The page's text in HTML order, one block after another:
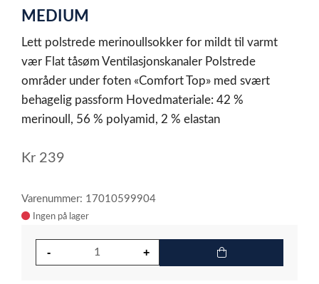
1MEDIUM
Lett polstrede merinoullsokker for mildt til varmt
vær Flat tåsøm Ventilasjonskanaler Polstrede
områder under foten «Comfort Top» med svært
behagelig passform Hovedmateriale: 42 %
merinoull, 56 % polyamid, 2 % elastan
Kr 239
Varenummer: 17010599904
Ingen på lager